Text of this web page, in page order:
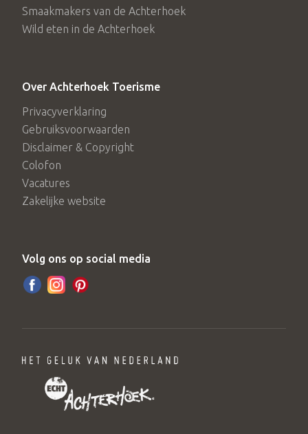
Smaakmakers van de Achterhoek
Wild eten in de Achterhoek
Over Achterhoek Toerisme
Privacyverklaring
Gebruiksvoorwaarden
Disclaimer & Copyright
Colofon
Vacatures
Zakelijke website
Volg ons op social media